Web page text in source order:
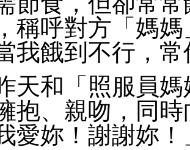
稱呼對方「媽
我餓到不行，
天和「照服員
抱、親吻，同
愛妳！謝謝妳！